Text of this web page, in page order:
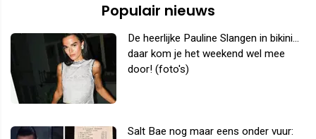
Populair nieuws
De heerlijke Pauline Slangen in bikini...
daar kom je het weekend wel mee
door! (foto's)
Salt Bae nog maar eens onder vuur: